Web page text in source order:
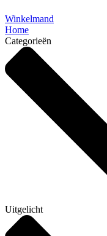
Winkelmand
Home
Categorieën
Uitgelicht